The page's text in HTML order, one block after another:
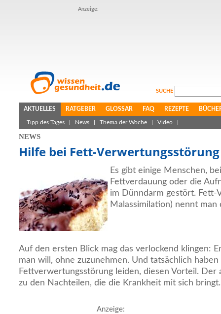
Anzeige:
SUCHE
AKTUELLES RATGEBER GLOSSAR FAQ REZEPTE
Tipp des Tages News Thema der Woche Video
NEWS
Hilfe bei Fett-Verwertungsstörung
Es gibt einige Menschen,
Fettverdauung oder die
im Dünndarm gestört. Fett-
Malassimilation) nennt man
Auf den ersten Blick mag das verlockend klingen:
man will, ohne zuzunehmen. Und tatsächlich
Fettverwertungsstörung leiden, diesen Vorteil. Der
zu den Nachteilen, die die Krankheit mit sich bringt.
Anzeige: